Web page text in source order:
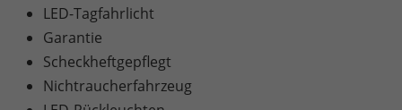
LED-Tagfahrlicht
Garantie
Scheckheftgepflegt
Nichtraucherfahrzeug